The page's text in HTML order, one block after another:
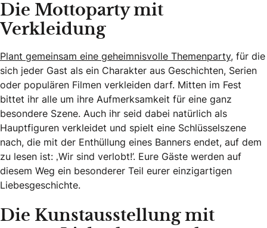
Die Mottoparty mit
Verkleidung
Plant gemeinsam eine geheimnisvolle Themenparty, für die
sich jeder Gast als ein Charakter aus Geschichten, Serien
oder populären Filmen verkleiden darf. Mitten im Fest
bittet ihr alle um ihre Aufmerksamkeit für eine ganz
besondere Szene. Auch ihr seid dabei natürlich als
Hauptfiguren verkleidet und spielt eine Schlüsselszene
nach, die mit der Enthüllung eines Banners endet, auf dem
zu lesen ist: ‚Wir sind verlobt!’. Eure Gäste werden auf
diesem Weg ein besonderer Teil eurer einzigartigen
Liebesgeschichte.
Die Kunstausstellung mit